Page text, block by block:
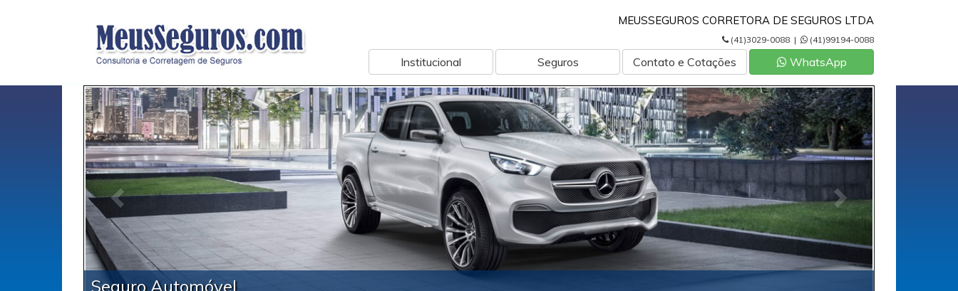
MEUSSEGUROS CORRETORA DE SEGUROS LTDA
(41)3029-0088 | (41)99194-0088
Institucional Seguros Contato e Cotações WhatsApp
Seguro Automóvel
A P